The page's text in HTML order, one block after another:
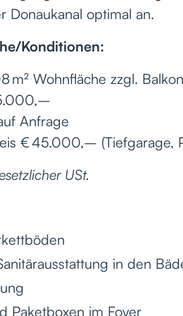
Donaukanal optimal an.
Konditionen:
m² Wohnfläche zzgl. Balkon
Anfrage
€ 45.000,– (Tiefgarage,
USt.
in den
Paketboxen im Foyer